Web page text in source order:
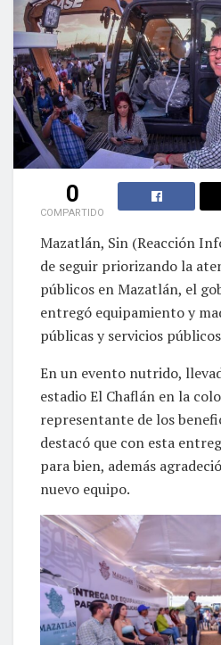
0
COMPARTIDO
Mazatlán, Sin (Reacción
de seguir priorizando la
públicos en Mazatlán, el
entregó equipamiento y
públicas y servicios
En un evento nutrido,
estadio El Chaflán en la
representante de los
destacó que con esta
para bien, además
nuevo equipo.